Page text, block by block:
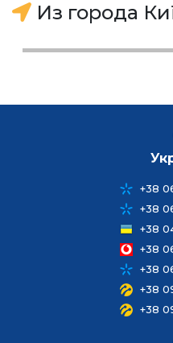
Из города
+38
+38
+38
+38
+38
+38
+38